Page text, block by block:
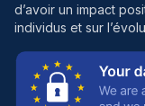
d’avoir un impact
individus et sur